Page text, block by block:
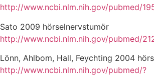
http://www.ncbi.nlm.nih.gov/pubmed/
Sato 2009 hörselnervstumör
http://www.ncbi.nlm.nih.gov/pubmed/
Lönn, Ahlbom, Hall, Feychting 2004
http://www.ncbi.nlm.nih.gov/pubmed/?